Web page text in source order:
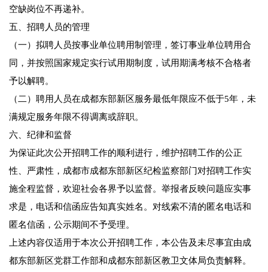
空缺岗位不再递补。
五、招聘人员的管理
（一）拟聘人员按事业单位聘用制管理，签订事业单位聘用合
同，并按照国家规定实行试用期制度，试用期满考核不合格者
予以解聘。
（二）聘用人员在成都东部新区服务最低年限应不低于5年，未
满规定服务年限不得调离或辞职。
六、纪律和监督
为保证此次公开招聘工作的顺利进行，维护招聘工作的公正
性、严肃性，成都市成都东部新区纪检监察部门对招聘工作实
施全程监督，欢迎社会各界予以监督。举报者反映问题应实事
求是，电话和信函应告知真实姓名。对线索不清的匿名电话和
匿名信函，公示期间不予受理。
上述内容仅适用于本次公开招聘工作，本公告及未尽事宜由成
都东部新区党群工作部和成都东部新区教卫文体局负责解释。